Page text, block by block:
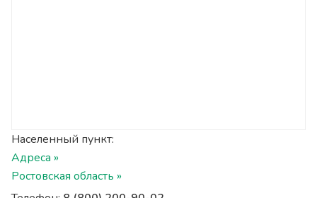
Населенный пункт:
Адреса »
Ростовская область »